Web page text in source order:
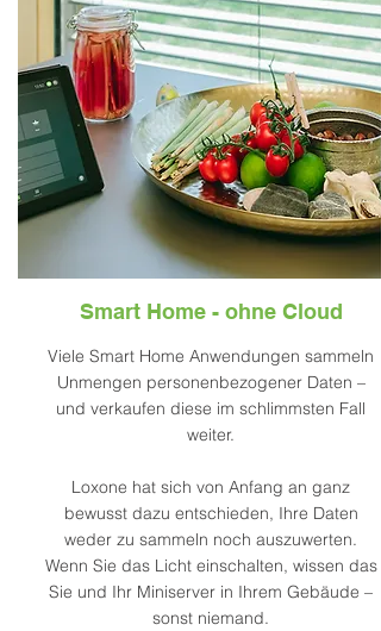
Smart Home - ohne Cloud
Viele Smart Home Anwendungen sammeln
Unmengen personenbezogener Daten –
und verkaufen diese im schlimmsten Fall
weiter.
Loxone hat sich von Anfang an ganz
bewusst dazu entschieden, Ihre Daten
weder zu sammeln noch auszuwerten.
Wenn Sie das Licht einschalten, wissen das
Sie und Ihr Miniserver in Ihrem Gebäude –
sonst niemand.